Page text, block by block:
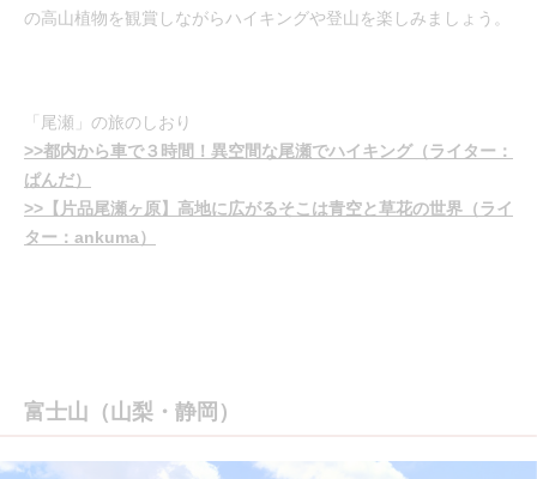
の高山植物を観賞しながらハイキングや登山を楽しみましょう。
「尾瀬」の旅のしおり
>>都内から車で３時間！異空間な尾瀬でハイキング（ライター：
ぱんだ）
>>【片品尾瀬ヶ原】高地に広がるそこは青空と草花の世界（ライ
ター：ankuma）
富士山（山梨・静岡）